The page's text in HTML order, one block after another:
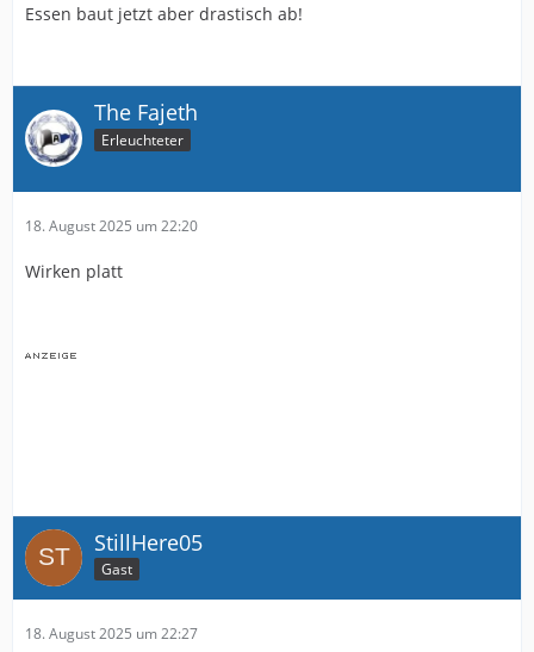
Essen baut jetzt aber drastisch ab!
The Fajeth
Erleuchteter
18. August 2025 um 22:20
Wirken platt
StillHere05
Gast
18. August 2025 um 22:27